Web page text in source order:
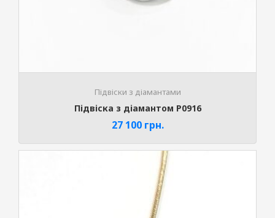
Підвіски з діамантами
Підвіска з діамантом P0916
27 100 грн.